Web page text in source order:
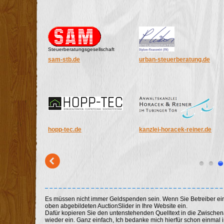
Momentan ist sie jedoch zu
Sobald sie wieder in bessere
Danke an alle die diese Aktion
1 Million Euro
Unglaublich aber dennoch wahr,
hopp-tec.de kanzlei-horacek-reiner.de
karosserieneuffer.de
Es müssen nicht immer Geldspenden sein. Wenn Sie Betreiber
oben abgebildeten AuctionSlider in Ihre Website ein.
Dafür kopieren Sie den untenstehenden Quelltext in die
wieder ein. Ganz einfach, Ich bedanke mich hierfür schon einmal